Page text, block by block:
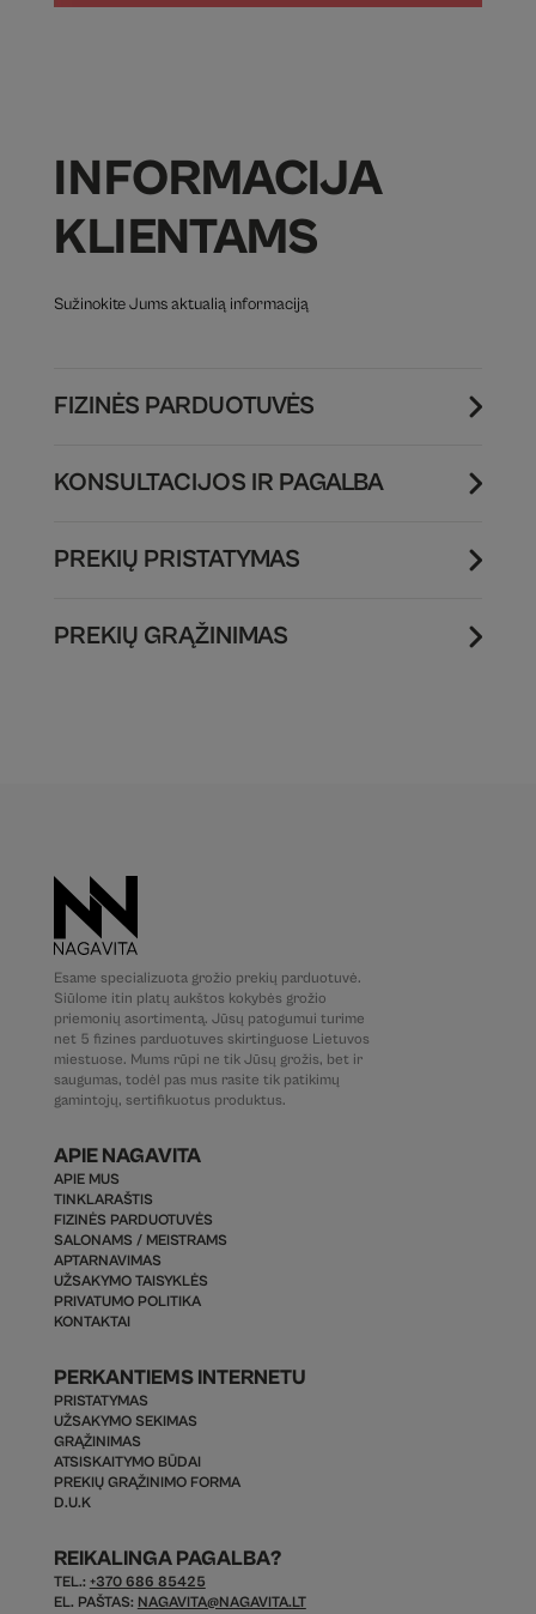
INFORMACIJA
KLIENTAMS
Sužinokite Jums aktualią informaciją
FIZINĖS PARDUOTUVĖS
KONSULTACIJOS IR PAGALBA
PREKIŲ PRISTATYMAS
PREKIŲ GRĄŽINIMAS
Esame specializuota grožio prekių parduotuvė.
Siūlome itin platų aukštos kokybės grožio
priemonių asortimentą. Jūsų patogumui turime
net 5 fizines parduotuves skirtinguose Lietuvos
miestuose. Mums rūpi ne tik Jūsų grožis, bet ir
saugumas, todėl pas mus rasite tik patikimų
gamintojų, sertifikuotus produktus.
APIE NAGAVITA
APIE MUS
TINKLARAŠTIS
FIZINĖS PARDUOTUVĖS
SALONAMS / MEISTRAMS
APTARNAVIMAS
UŽSAKYMO TAISYKLĖS
PRIVATUMO POLITIKA
KONTAKTAI
PERKANTIEMS INTERNETU
PRISTATYMAS
UŽSAKYMO SEKIMAS
GRĄŽINIMAS
ATSISKAITYMO BŪDAI
PREKIŲ GRĄŽINIMO FORMA
D.U.K
REIKALINGA PAGALBA?
TEL.: +370 686 85425
EL. PAŠTAS: NAGAVITA@NAGAVITA.LT